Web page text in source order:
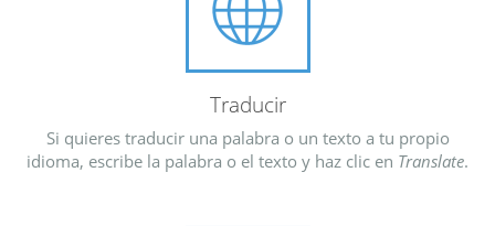
Traducir
Si quieres traducir una palabra o un texto a tu propio
idioma, escribe la palabra o el texto y haz clic en Translate.